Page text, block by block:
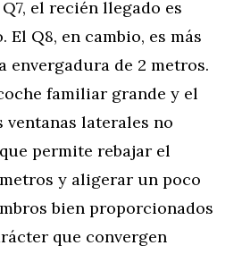
el recién llegado es
El Q8, en cambio, es más
envergadura de 2 metros.
familiar grande y el
ventanas laterales no
permite rebajar el
y aligerar un poco
bien proporcionados
que convergen